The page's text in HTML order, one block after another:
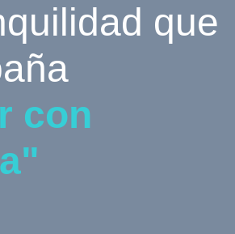
que
con